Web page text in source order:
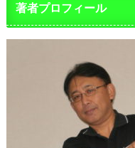
著者プロフィール